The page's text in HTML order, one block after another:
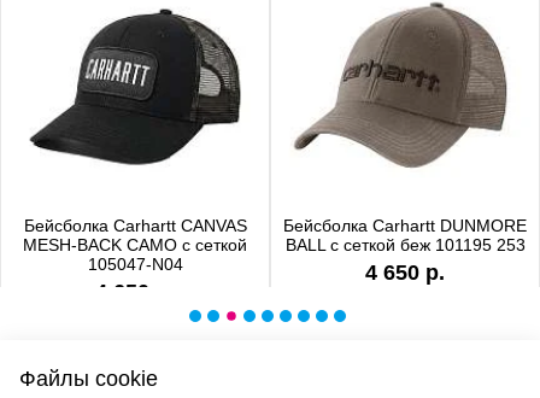
Бейсболка Carhartt CANVAS
MESH-BACK CAMO с сеткой
105047-N04
4 650 р.
Бейсболка Carhartt DUNMORE
BALL с сеткой беж 101195 253
4 650 р.
Файлы cookie